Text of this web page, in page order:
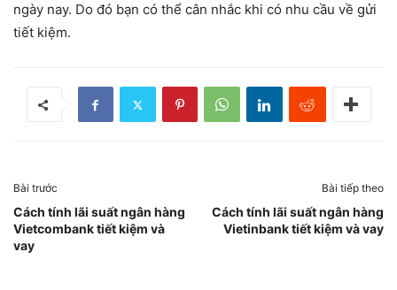
ngày nay. Do đó bạn có thể cân nhắc khi có nhu cầu về gửi
tiết kiệm.
Bài trước
Cách tính lãi suất ngân hàng
Vietcombank tiết kiệm và
vay
Bài tiếp theo
Cách tính lãi suất ngân hàng
Vietinbank tiết kiệm và vay